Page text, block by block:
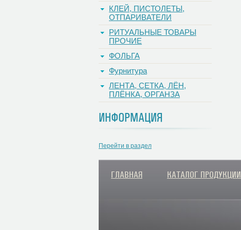
КЛЕЙ, ПИСТОЛЕТЫ,
ОТПАРИВАТЕЛИ
РИТУАЛЬНЫЕ ТОВАРЫ
ПРОЧИЕ
ФОЛЬГА
Фурнитура
ЛЕНТА, СЕТКА, ЛЁН,
ПЛЁНКА, ОРГАНЗА
ИНФОРМАЦИЯ
Перейти в раздел
ГЛАВНАЯ КАТАЛОГ ПРОДУКЦИИ